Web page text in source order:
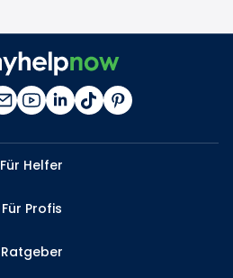
Für Helfer
Für Profis
Ratgeber